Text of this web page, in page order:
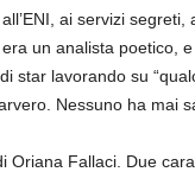
ai servizi segreti,
un analista poetico,
star lavorando su
Nessuno ha mai
Oriana Fallaci. Due